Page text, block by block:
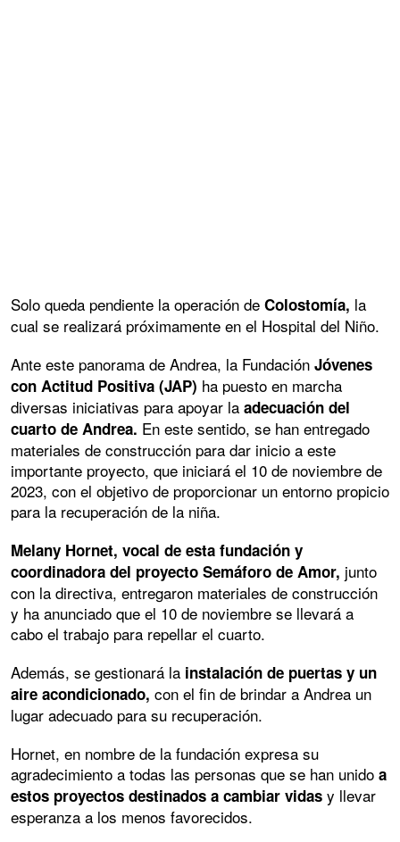
Solo queda pendiente la operación de Colostomía, la
cual se realizará próximamente en el Hospital del Niño.
Ante este panorama de Andrea, la Fundación Jóvenes
con Actitud Positiva (JAP) ha puesto en marcha
diversas iniciativas para apoyar la adecuación del
cuarto de Andrea. En este sentido, se han entregado
materiales de construcción para dar inicio a este
importante proyecto, que iniciará el 10 de noviembre de
2023, con el objetivo de proporcionar un entorno propicio
para la recuperación de la niña.
Melany Hornet, vocal de esta fundación y
coordinadora del proyecto Semáforo de Amor, junto
con la directiva, entregaron materiales de construcción
y ha anunciado que el 10 de noviembre se llevará a
cabo el trabajo para repellar el cuarto.
Además, se gestionará la instalación de puertas y un
aire acondicionado, con el fin de brindar a Andrea un
lugar adecuado para su recuperación.
Hornet, en nombre de la fundación expresa su
agradecimiento a todas las personas que se han unido a
estos proyectos destinados a cambiar vidas y llevar
esperanza a los menos favorecidos.